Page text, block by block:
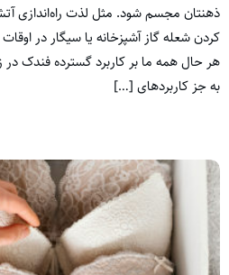
ذهنتان مجسم شود. مثل لذت راه‌اندازی
کردن شعله گاز آشپزخانه یا سیگار در
هر حال همه ما بر کاربرد گسترده فندک در
به جز کاربردهای […]